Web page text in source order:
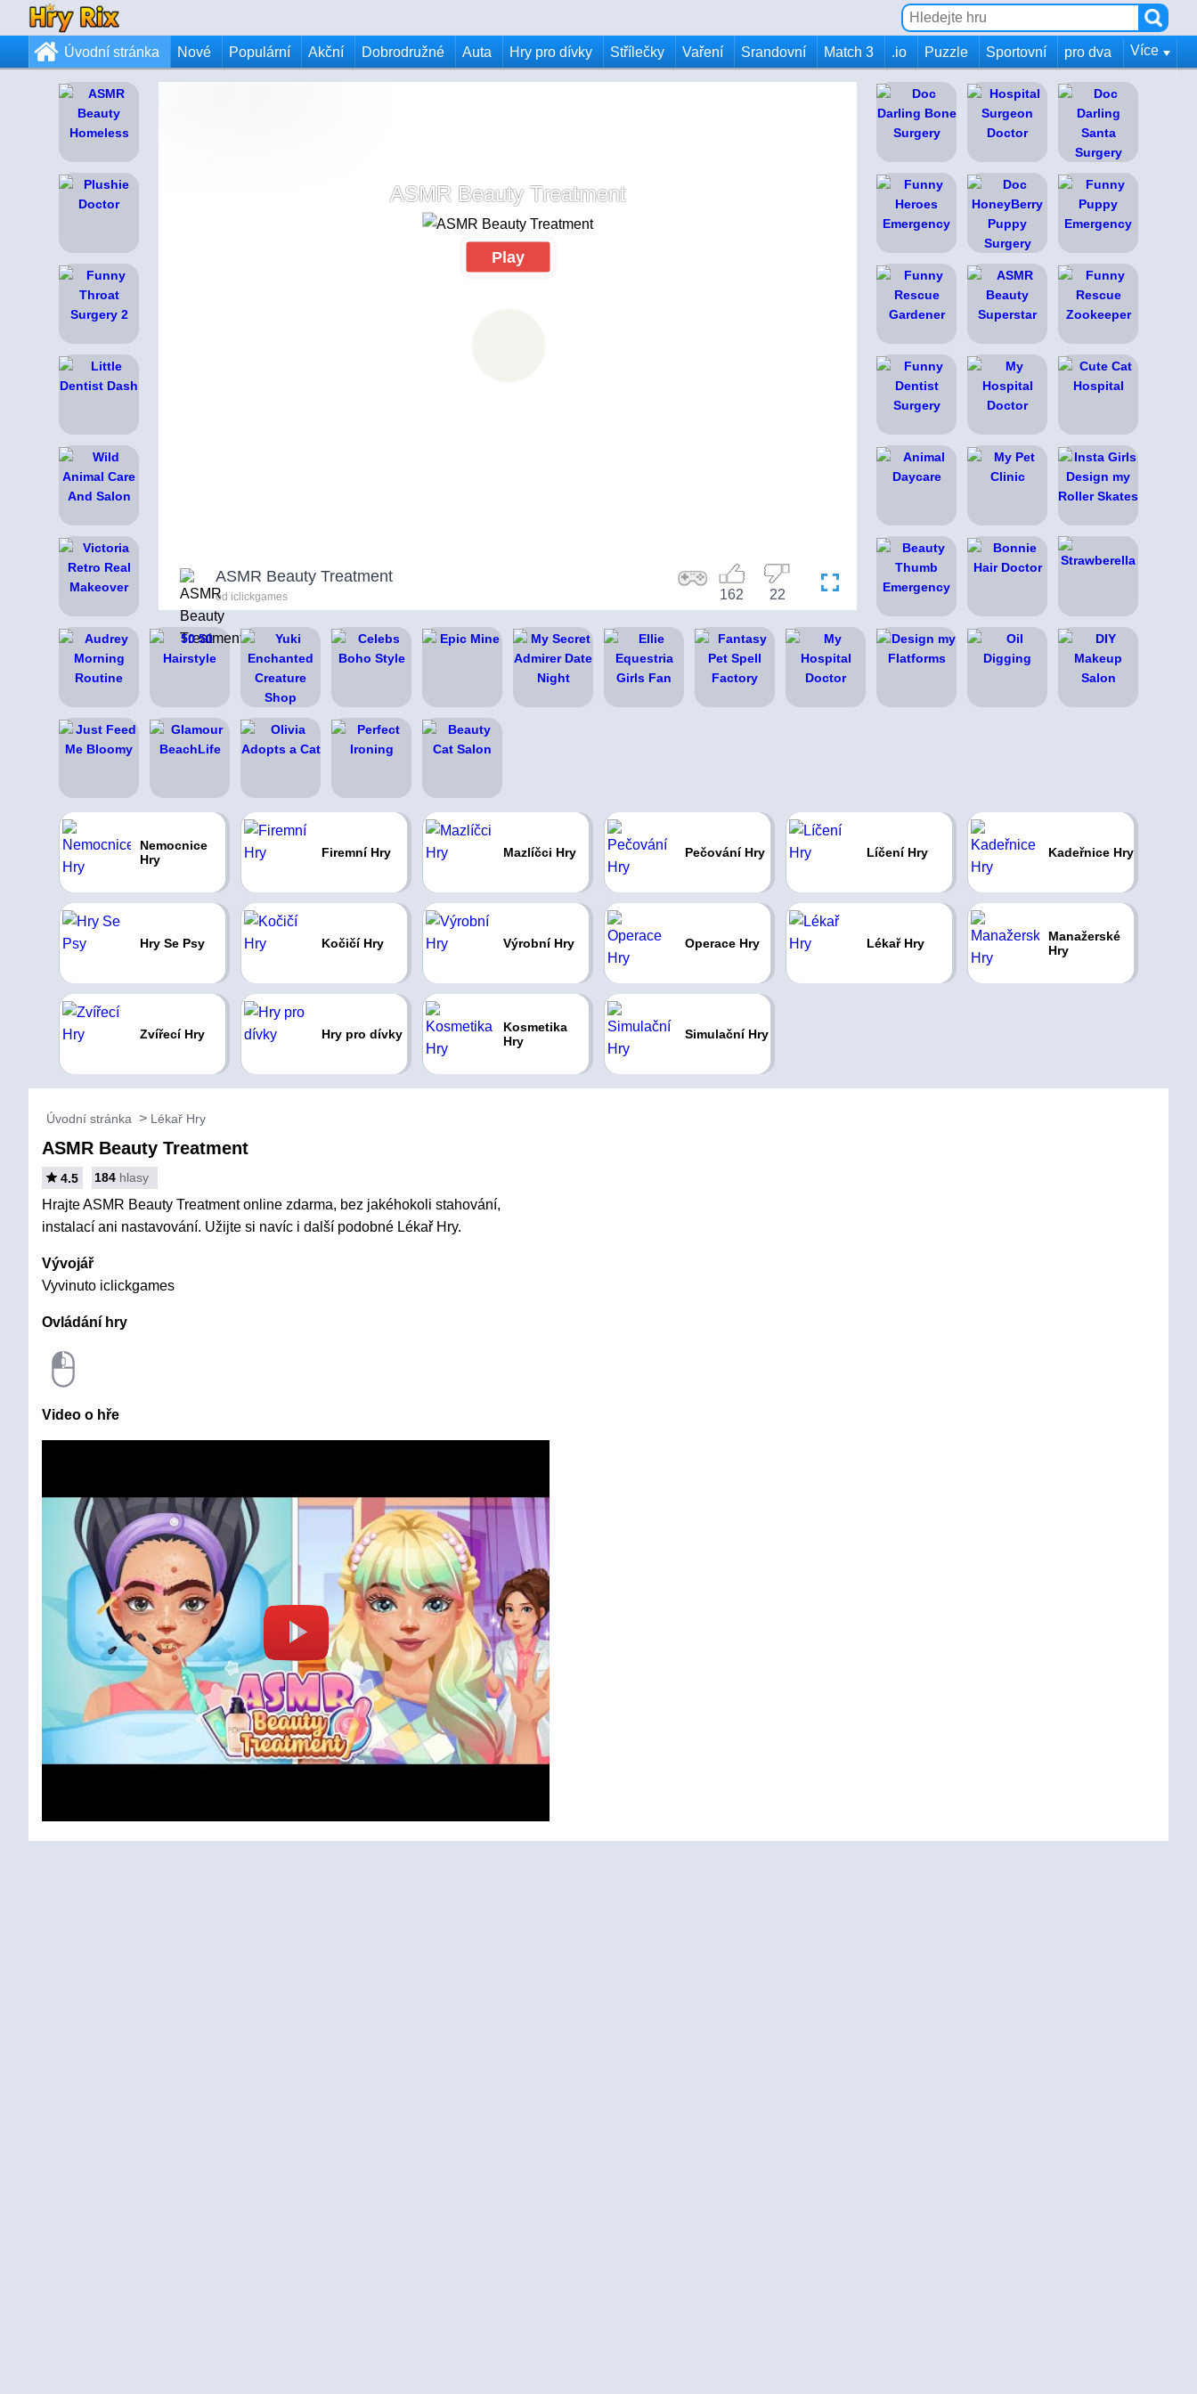
Úvodní stránka Nové Populární Akční Dobrodružné Auta Hry pro dívky Střílečky Vaření Srandovní Match 3 .io Puzzle Sportovní pro dva Více
ASMR Beauty Treatment
Play
ASMR Beauty Treatment
od iclickgames 22
162
Nemocnice
Hry
Firemní Hry Mazlíčci Hry Pečování Hry Líčení Hry Kadeřnice Hry
Hry Se Psy Kočičí Hry Výrobní Hry Operace Hry Lékař Hry
Manažerské
Hry
Zvířecí Hry Hry pro dívky
Kosmetika
Hry
Simulační Hry
Úvodní stránka Lékař Hry
ASMR Beauty Treatment
4.5 184 hlasy
Hrajte ASMR Beauty Treatment online zdarma, bez jakéhokoli stahování,
instalací ani nastavování. Užijte si navíc i další podobné Lékař Hry.
Vývojář
Vyvinuto iclickgames
Ovládání hry
Video o hře